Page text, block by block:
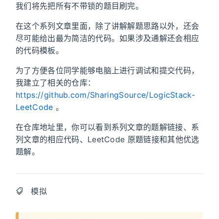
我们将先把所有不带锁的题目刷完。
在这个系列文章里面，除了讲解解题思路以外，还会
尽可能给出最为简洁的代码。如果涉及通解还会相应
的代码模板。
为了方便各位同学能够电脑上进行调试和提交代码，
我建立了相关的仓库：
https://github.com/SharingSource/LogicStack-
LeetCode 。
在仓库地址里，你可以看到系列文章的题解链接、系
列文章的相应代码、LeetCode 原题链接和其他优选
题解。
模拟